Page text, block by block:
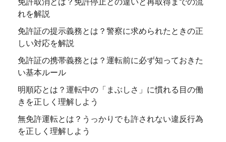
れを解説
免許証の提示義務とは？警察に求められたときの正
しい対応を解説
免許証の携帯義務とは？運転前に必ず知っておきた
い基本ルール
明順応とは？運転中の「まぶしさ」に慣れる目の働
きを正しく理解しよう
無免許運転とは？うっかりでも許されない違反行為
を正しく理解しよう